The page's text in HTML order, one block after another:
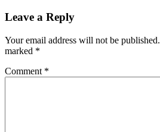
Leave a Reply
Your email address will not be published.
marked *
Comment *